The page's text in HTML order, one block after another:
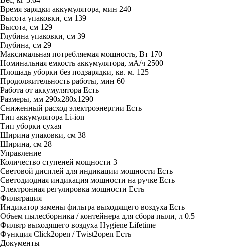
Время зарядки аккумулятора, мин 240
Высота упаковки, см 139
Высота, см 129
Глубина упаковки, см 39
Глубина, см 29
Максимальная потребляемая мощность, Вт 170
Номинальная емкость аккумулятора, мА/ч 2500
Площадь уборки без подзарядки, кв. м. 125
Продолжительность работы, мин 60
Работа от аккумулятора Есть
Размеры, мм 290х280х1290
Сниженный расход электроэнергии Есть
Тип аккумулятора Li-ion
Тип уборки сухая
Ширина упаковки, см 38
Ширина, см 28
Управление
Количество ступеней мощности 3
Световой дисплей для индикации мощности Есть
Светодиодная индикация мощности на ручке Есть
Электронная регулировка мощности Есть
Фильтрация
Индикатор замены фильтра выходящего воздуха Есть
Объем пылесборника / контейнера для сбора пыли, л 0.5
Фильтр выходящего воздуха Hygiene Lifetime
Функция Click2open / Twist2open Есть
Документы